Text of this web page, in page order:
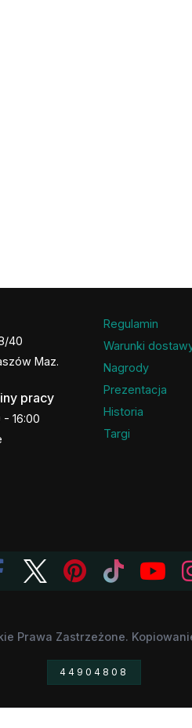
40
Maz.
pracy
- 16:00
Regulamin
Warunki
Nagrody
Prezentacja
Historia
Targi
Prawa Zastrzeżone.
44904808